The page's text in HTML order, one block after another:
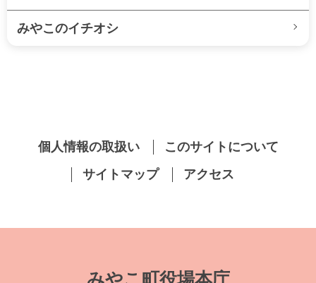
みやこのイチオシ
個人情報の取扱い
このサイトについて
サイトマップ
アクセス
みやこ町役場本庁